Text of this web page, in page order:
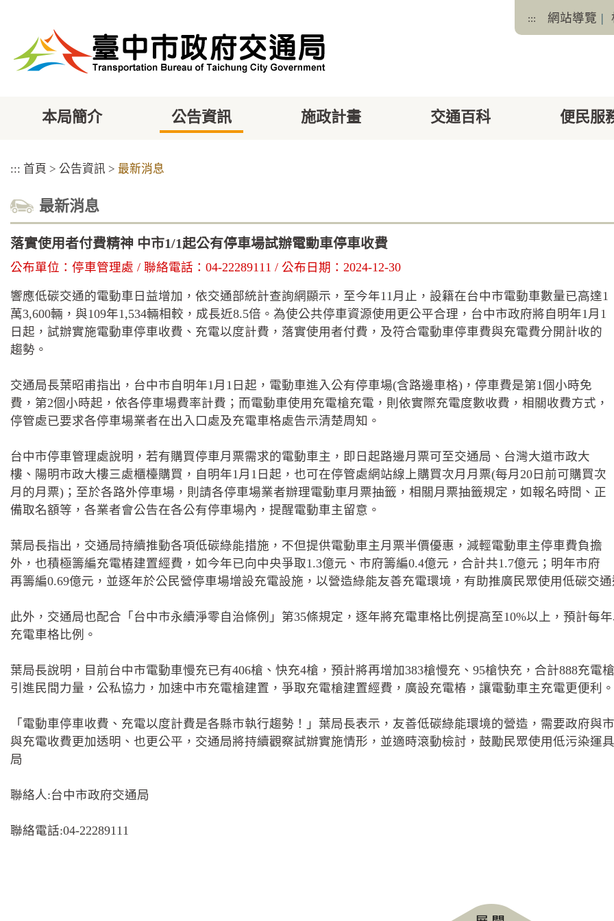
::: 網站導覽 |
本局簡介 公告資訊 施政計畫 交通百科 便民服
::: 首頁 > 公告資訊 > 最新消息
最新消息
落實使用者付費精神 中市1/1起公有停車場試辦電動車停車收費
公布單位：停車管理處 / 聯絡電話：04-22289111 / 公布日期：2024-12-30
響應低碳交通的電動車日益增加，依交通部統計查詢網顯示，至今年11月止，設籍在台中市電動車數量已高達1
萬3,600輛，與109年1,534輛相較，成長近8.5倍。為使公共停車資源使用更公平合理，台中市政府將自明年1月1
日起，試辦實施電動車停車收費、充電以度計費，落實使用者付費，及符合電動車停車費與充電費分開計收的
趨勢。
交通局長葉昭甫指出，台中市自明年1月1日起，電動車進入公有停車場(含路邊車格)，停車費是第1個小時免
費，第2個小時起，依各停車場費率計費；而電動車使用充電槍充電，則依實際充電度數收費，相關收費方式，
停管處已要求各停車場業者在出入口處及充電車格處告示清楚周知。
台中市停車管理處說明，若有購買停車月票需求的電動車主，即日起路邊月票可至交通局、台灣大道市政大
樓、陽明市政大樓三處櫃檯購買，自明年1月1日起，也可在停管處網站線上購買次月月票(每月20日前可購買次
月的月票)；至於各路外停車場，則請各停車場業者辦理電動車月票抽籤，相關月票抽籤規定，如報名時間、正
備取名額等，各業者會公告在各公有停車場內，提醒電動車主留意。
葉局長指出，交通局持續推動各項低碳綠能措施，不但提供電動車主月票半價優惠，減輕電動車主停車費負擔
外，也積極籌編充電樁建置經費，如今年已向中央爭取1.3億元、市府籌編0.4億元，合計共1.7億元；明年市府
再籌編0.69億元，並逐年於公民營停車場增設充電設施，以營造綠能友善充電環境，有助推廣民眾使用低碳交
此外，交通局也配合「台中市永續淨零自治條例」第35條規定，逐年將充電車格比例提高至10%以上，預計每
充電車格比例。
葉局長說明，目前台中市電動車慢充已有406槍、快充4槍，預計將再增加383槍慢充、95槍快充，合計888充
引進民間力量，公私協力，加速中市充電槍建置，爭取充電槍建置經費，廣設充電樁，讓電動車主充電更便利。
「電動車停車收費、充電以度計費是各縣市執行趨勢！」葉局長表示，友善低碳綠能環境的營造，需要政府
與充電收費更加透明、也更公平，交通局將持續觀察試辦實施情形，並適時滾動檢討，鼓勵民眾使用低污染運
局
聯絡人:台中市政府交通局
聯絡電話:04-22289111